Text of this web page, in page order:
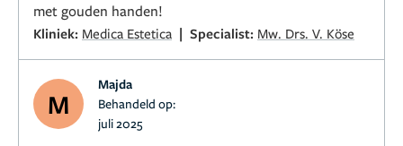
met gouden handen!
Kliniek: Medica Estetica | Specialist: Mw. Drs. V. Köse
M
Majda
Behandeld op:
juli 2025